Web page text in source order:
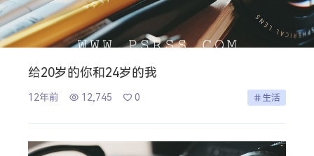
给20岁的你和24岁的我
12年前 12,745 0 生活